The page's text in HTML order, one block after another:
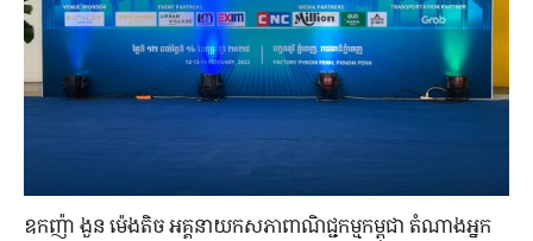
ឧកញ៉ា ងួន ម៉េងតិច អគ្គនាយកសភាពាណិជ្ជកម្មកម្ពុជា តំណាងអ្នក